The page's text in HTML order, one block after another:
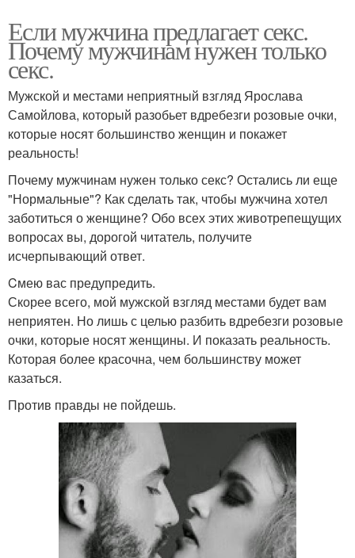
Если мужчина предлагает секс.
Почему мужчинам нужен только
секс.
Мужской и местами неприятный взгляд Ярослава
Самойлова, который разобьет вдребезги розовые очки,
которые носят большинство женщин и покажет
реальность!
Почему мужчинам нужен только секс? Остались ли еще
"Нормальные"? Как сделать так, чтобы мужчина хотел
заботиться о женщине? Обо всех этих животрепещущих
вопросах вы, дорогой читатель, получите
исчерпывающий ответ.
Cмею вас предупредить.
Скорее всего, мой мужской взгляд местами будет вам
неприятен. Но лишь с целью разбить вдребезги розовые
очки, которые носят женщины. И показать реальность.
Которая более красочна, чем большинству может
казаться.
Против правды не пойдешь.